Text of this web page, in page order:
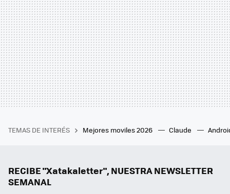
TEMAS DE INTERÉS Mejores moviles 2026 Claude
RECIBE "Xatakaletter", NUESTRA NEWSLETTER
SEMANAL